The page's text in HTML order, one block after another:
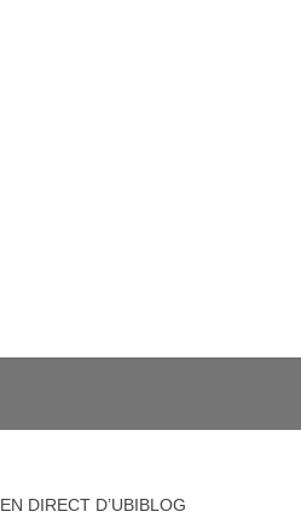
EN DIRECT D’UBIBLOG